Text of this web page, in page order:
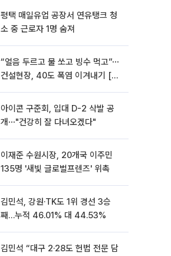
평택 매일유업 공장서 연유탱크 청
소 중 근로자 1명 숨져
“얼음 두르고 물 쏘고 빙수 먹고”⋯
건설현장, 40도 폭염 이겨내기 [르
아이콘 구준회, 입대 D-2 삭발 공
개⋯"건강히 잘 다녀오겠다"
이재준 수원시장, 20개국 이주민
135명 '새빛 글로벌프렌즈' 위촉
김민석, 강원·TK도 1위 경선 3승
째…누적 46.01% 대 44.53%
김민석 “대구 2·28도 헌법 전문 담